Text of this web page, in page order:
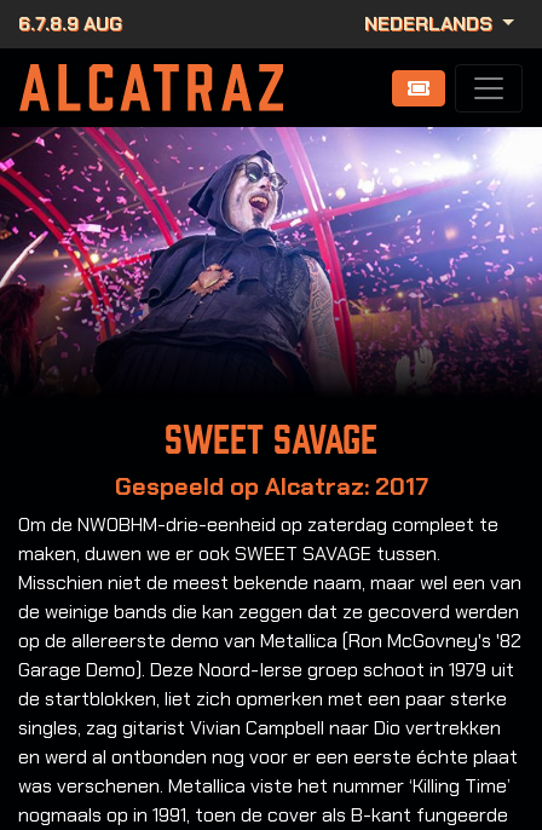
6.7.8.9 AUG NEDERLANDS
Sweet Savage
Gespeeld op Alcatraz: 2017
Om de NWOBHM-drie-eenheid op zaterdag compleet te
maken, duwen we er ook SWEET SAVAGE tussen.
Misschien niet de meest bekende naam, maar wel een van
de weinige bands die kan zeggen dat ze gecoverd werden
op de allereerste demo van Metallica (Ron McGovney's '82
Garage Demo). Deze Noord-Ierse groep schoot in 1979 uit
de startblokken, liet zich opmerken met een paar sterke
singles, zag gitarist Vivian Campbell naar Dio vertrekken
en werd al ontbonden nog voor er een eerste échte plaat
was verschenen. Metallica viste het nummer ‘Killing Time’
nogmaals op in 1991, toen de cover als B-kant fungeerde